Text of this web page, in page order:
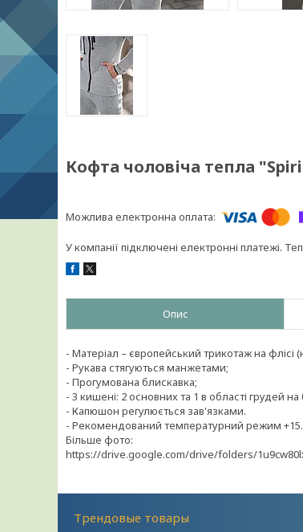
Кофта чоловіча тепла
У компанії підключені електронні платежі.
Опис
- Матеріал – європейський трикотаж на флісі
- Рукава стягуються манжетами;
- Прогумована блискавка;
- 3 кишені: 2 основних та 1 в області грудей на
- Капюшон регулюється зав'язками.
- Рекомендований температурний режим
Більше фото:
https://drive.google.com/drive/folders/
Трендовые товары